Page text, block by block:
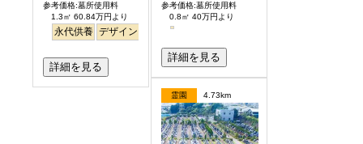
参考価格:墓所使用料
1.3㎡ 60.84万円より
永代供養 デザイン 公園墓地
詳細を見る
参考価格:墓所使用料
0.8㎡ 40万円より
詳細を見る
霊園 4.73km